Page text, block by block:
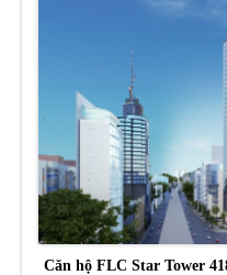
Căn hộ FLC Star Tower